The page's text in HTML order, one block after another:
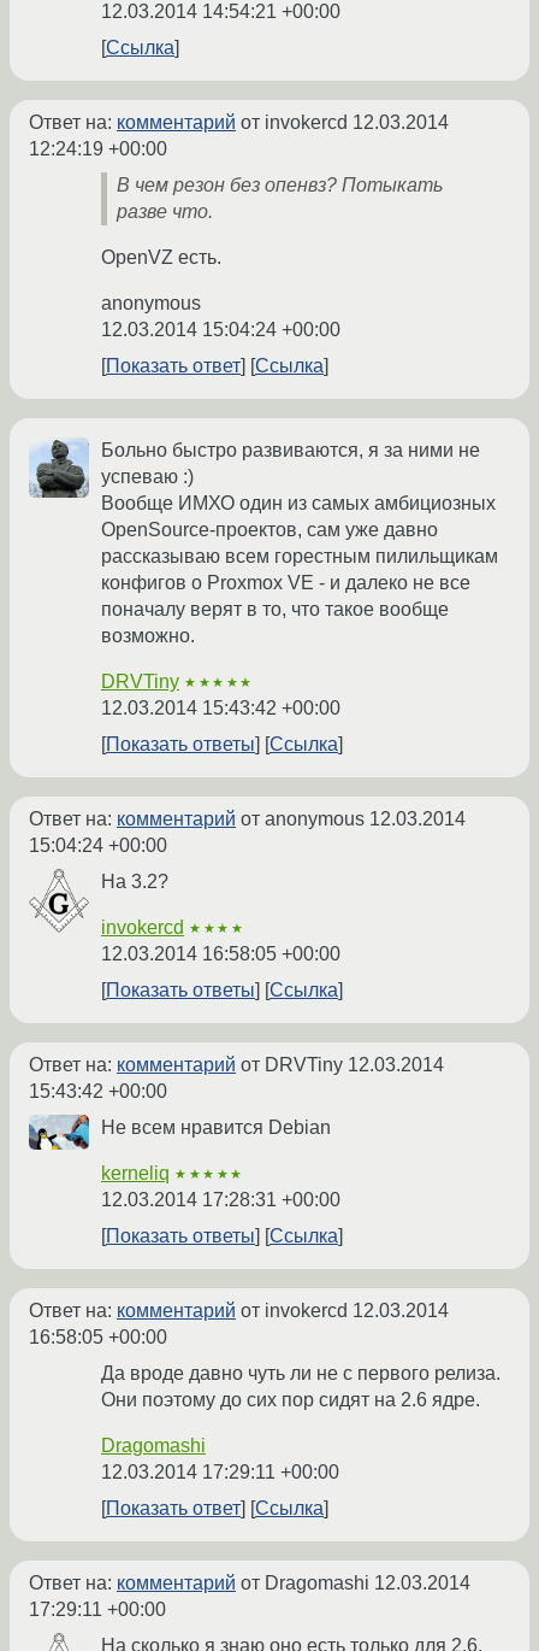
12.03.2014 14:54:21 +00:00
Ссылка
Ответ на: комментарий от invokercd 12.03.2014
12:24:19 +00:00
В чем резон без опенвз? Потыкать
разве что.
OpenVZ есть.
anonymous
12.03.2014 15:04:24 +00:00
Показать ответ
Ссылка
Больно быстро развиваются, я за ними не
успеваю :)
Вообще ИМХО один из самых амбициозных
OpenSource-проектов, сам уже давно
рассказываю всем горестным пилильщикам
конфигов о Proxmox VE - и далеко не все
поначалу верят в то, что такое вообще
возможно.
DRVTiny ★★★★★
12.03.2014 15:43:42 +00:00
Показать ответы
Ссылка
Ответ на: комментарий от anonymous 12.03.2014
15:04:24 +00:00
На 3.2?
invokercd ★★★★
12.03.2014 16:58:05 +00:00
Показать ответы
Ссылка
Ответ на: комментарий от DRVTiny 12.03.2014
15:43:42 +00:00
Не всем нравится Debian
kerneliq ★★★★★
12.03.2014 17:28:31 +00:00
Показать ответы
Ссылка
Ответ на: комментарий от invokercd 12.03.2014
16:58:05 +00:00
Да вроде давно чуть ли не с первого релиза.
Они поэтому до сих пор сидят на 2.6 ядре.
Dragomashi
12.03.2014 17:29:11 +00:00
Показать ответ
Ссылка
Ответ на: комментарий от Dragomashi 12.03.2014
17:29:11 +00:00
На сколько я знаю оно есть только для 2.6.